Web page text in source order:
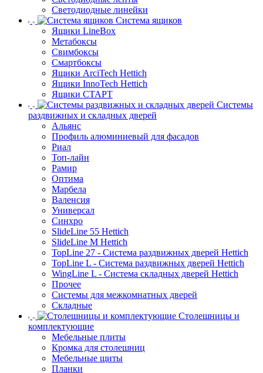
Светодиодные линейки
Система ящиков
Ящики LineBox
Метабоксы
Свимбоксы
Смартбоксы
Ящики ArciTech Hettich
Ящики InnoTech Hettich
Ящики СТАРТ
Системы
раздвижных и складных дверей
Альянс
Профиль алюминиевый для фасадов
Риал
Топ-лайн
Рамир
Оптима
Марбела
Валенсия
Универсал
Синхро
SlideLine 55 Hettich
SlideLine M Hettich
TopLine 27 - Система раздвижных дверей Hettich
TopLine L - Система раздвижных дверей Hettich
WingLine L - Система складных дверей Hettich
Прочее
Системы для межкомнатных дверей
Складные
Столешницы и
комплектующие
Мебельные плиты
Кромка для столешниц
Мебельные щиты
Планки